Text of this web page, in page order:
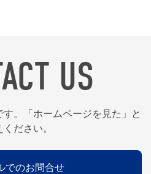
US
。「ホームページを見た」と
ださい。
でのお問合せ